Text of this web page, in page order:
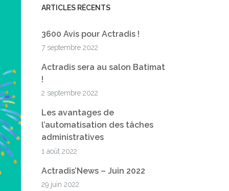
ARTICLES RÉCENTS
3600 Avis pour Actradis !
7 septembre 2022
Actradis sera au salon Batimat
!
2 septembre 2022
Les avantages de
l’automatisation des tâches
administratives
1 août 2022
Actradis’News – Juin 2022
29 juin 2022